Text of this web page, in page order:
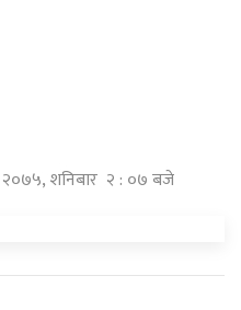
२०७५, शनिबार २ : ०७ बजे